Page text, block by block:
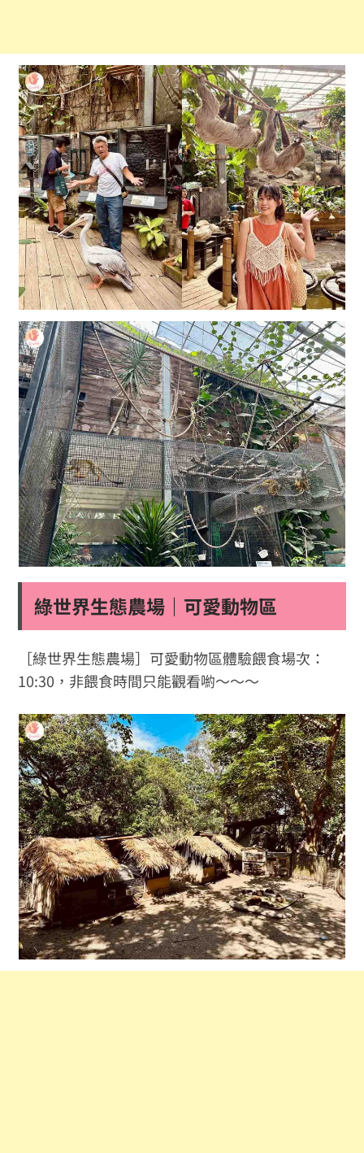
綠世界生態農場｜可愛動物區
［綠世界生態農場］可愛動物區體驗餵食場次：
10:30，非餵食時間只能觀看喲～～～